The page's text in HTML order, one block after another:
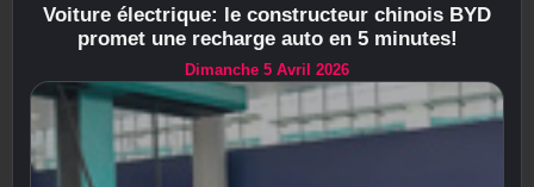
Voiture électrique: le constructeur chinois BYD
promet une recharge auto en 5 minutes!
Dimanche 5 Avril 2026